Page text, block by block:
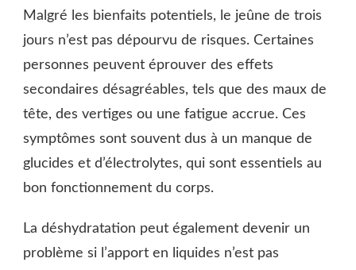
Malgré les bienfaits potentiels, le jeûne de trois
jours n’est pas dépourvu de risques. Certaines
personnes peuvent éprouver des effets
secondaires désagréables, tels que des maux de
tête, des vertiges ou une fatigue accrue. Ces
symptômes sont souvent dus à un manque de
glucides et d’électrolytes, qui sont essentiels au
bon fonctionnement du corps.
La déshydratation peut également devenir un
problème si l’apport en liquides n’est pas